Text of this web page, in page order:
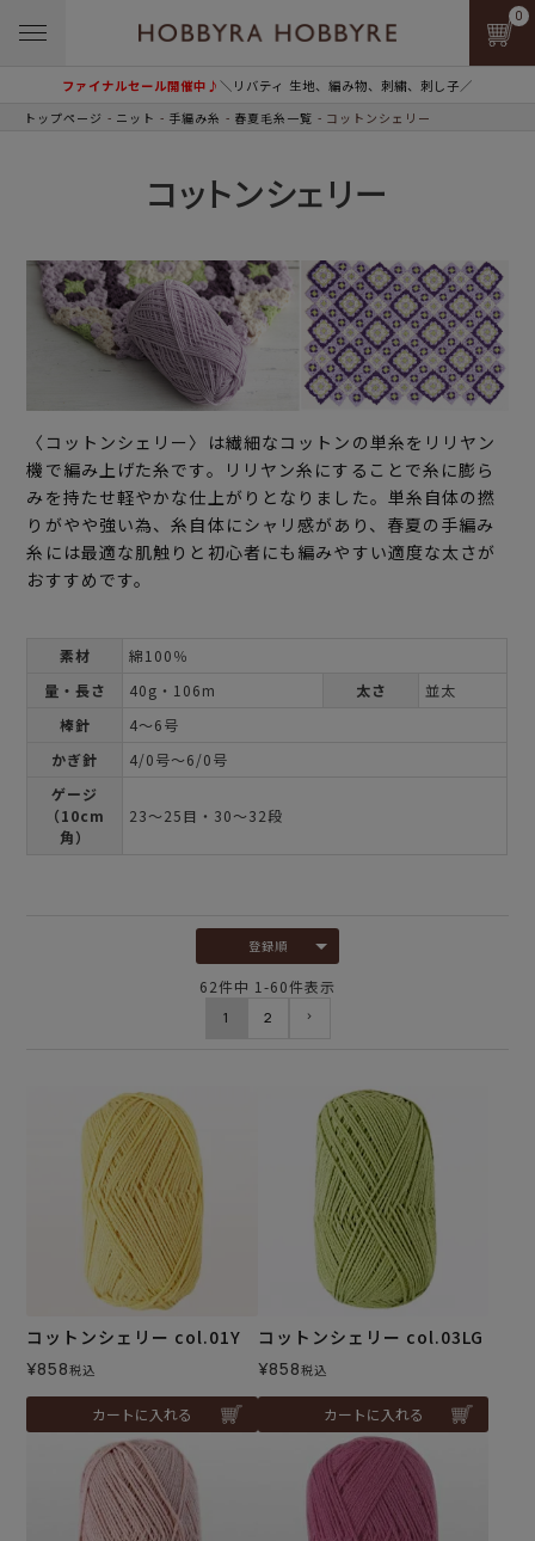
ファイナルセール開催中♪＼リバティ 生地、編み物、刺繍、刺し子／
0
トップページ ニット 手編み糸 春夏毛糸一覧 コットンシェリー
コットンシェリー
〈コットンシェリー〉は繊細なコットンの単糸をリリヤン
機で編み上げた糸です。リリヤン糸にすることで糸に膨ら
みを持たせ軽やかな仕上がりとなりました。単糸自体の撚
りがやや強い為、糸自体にシャリ感があり、春夏の手編み
糸には最適な肌触りと初心者にも編みやすい適度な太さが
おすすめです。
素材
綿100％
量・長さ
40g・106m 太さ
並太
棒針
4～6号
かぎ針
4/0号～6/0号
ゲージ
（10cm
角）
23～25目・30～32段
登録順
62件中 1 -60件表示
1 2
コットンシェリー col.01Y
¥858税込
カートに入れる
コットンシェリー col.03LG
¥858税込
カートに入れる